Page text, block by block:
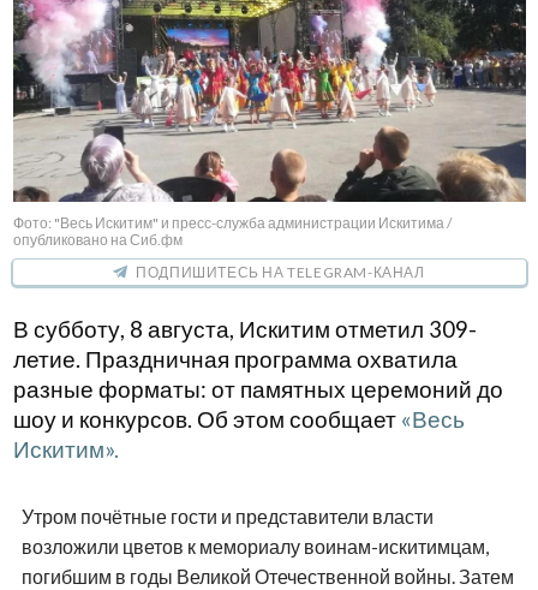
Фото: "Весь Искитим" и пресс-служба администрации Искитима /
опубликовано на Сиб.фм
ПОДПИШИТЕСЬ НА TELEGRAM-КАНАЛ
В субботу, 8 августа, Искитим отметил 309-
летие. Праздничная программа охватила
разные форматы: от памятных церемоний до
шоу и конкурсов. Об этом сообщает «Весь
Искитим».
Утром почётные гости и представители власти
возложили цветов к мемориалу воинам-искитимцам,
погибшим в годы Великой Отечественной войны. Затем